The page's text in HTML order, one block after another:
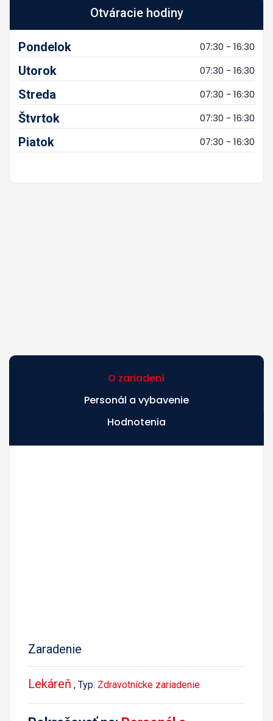
Otváracie hodiny
Pondelok 07:30 - 16:30
Utorok 07:30 - 16:30
Streda 07:30 - 16:30
Štvrtok 07:30 - 16:30
Piatok 07:30 - 16:30
O zariadení
Personál a vybavenie
Hodnotenia
Zaradenie
Lekáreň , Typ: Zdravotnícke zariadenie